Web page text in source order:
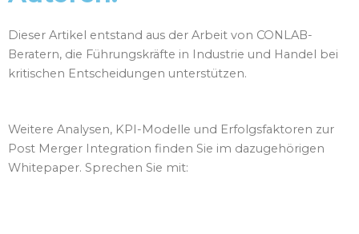
Dieser Artikel entstand aus der Arbeit von CONLAB-
Beratern, die Führungskräfte in Industrie und Handel bei
kritischen Entscheidungen unterstützen.
Weitere Analysen, KPI-Modelle und Erfolgsfaktoren zur
Post Merger Integration finden Sie im dazugehörigen
Whitepaper. Sprechen Sie mit: